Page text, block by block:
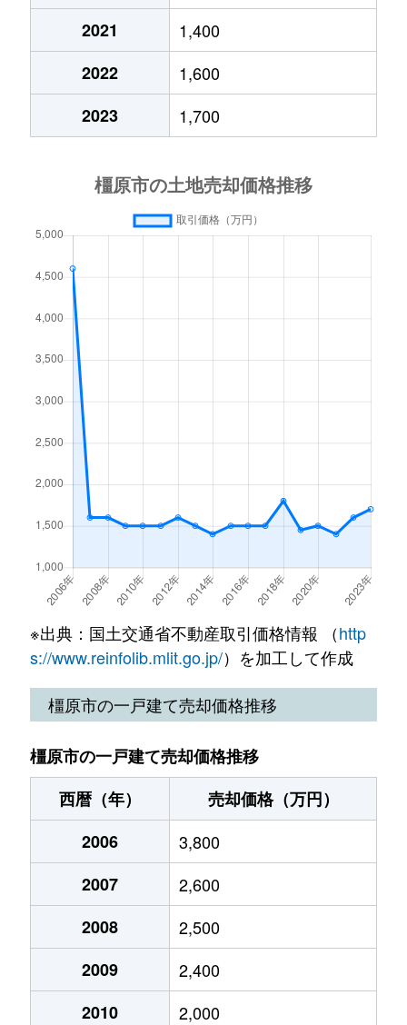
十市町
常盤町
3,200万円
常盤町
6,300万円
4,600万円 新ノ口
内膳町
3,300万円 大和八木
徒歩4
中曽司町
中曽司町
中曽司町
220万円 真菅
徒歩9
中曽司町
縄手町
西池尻町
橿原神宮西口
橿原神宮西口
西池尻町
2,400万円 橿原神宮西口
徒歩1
新口町
1,800万円 新ノ口
徒歩9
170万円 坊城
東坊城町
170万円 坊城
徒歩3
東坊城町
130万円 坊城
東坊城町
3,000万円 坊城
東坊城町
2,800万円
東坊城町
1,500万円
飛騨町
1,600万円
兵部町
200万円
2021
1,400
2022
1,600
2023
1,700
※出典：国土交通省不動産取引価格情報 （http
s://www.reinfolib.mlit.go.jp/）を加工して作成
橿原市の一戸建て売却価格推移
橿原市の一戸建て売却価格推移
西暦（年）
売却価格（万円）
2006
3,800
2007
2,600
2008
2,500
2009
2,400
2010
2,000